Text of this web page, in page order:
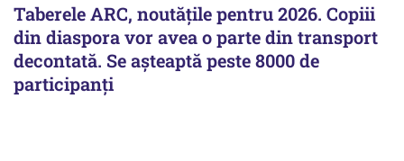
Taberele ARC, noutăţile pentru 2026. Copiii
din diaspora vor avea o parte din transport
decontată. Se aşteaptă peste 8000 de
participanţi